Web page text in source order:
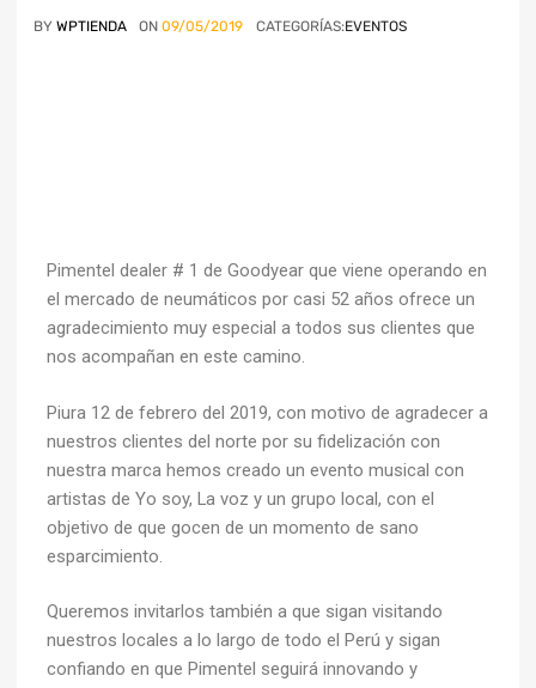
BY WPTIENDA ON 09/05/2019 CATEGORÍAS:EVENTOS
Pimentel dealer # 1 de Goodyear que viene operando en
el mercado de neumáticos por casi 52 años ofrece un
agradecimiento muy especial a todos sus clientes que
nos acompañan en este camino.
Piura 12 de febrero del 2019, con motivo de agradecer a
nuestros clientes del norte por su fidelización con
nuestra marca hemos creado un evento musical con
artistas de Yo soy, La voz y un grupo local, con el
objetivo de que gocen de un momento de sano
esparcimiento.
Queremos invitarlos también a que sigan visitando
nuestros locales a lo largo de todo el Perú y sigan
confiando en que Pimentel seguirá innovando y